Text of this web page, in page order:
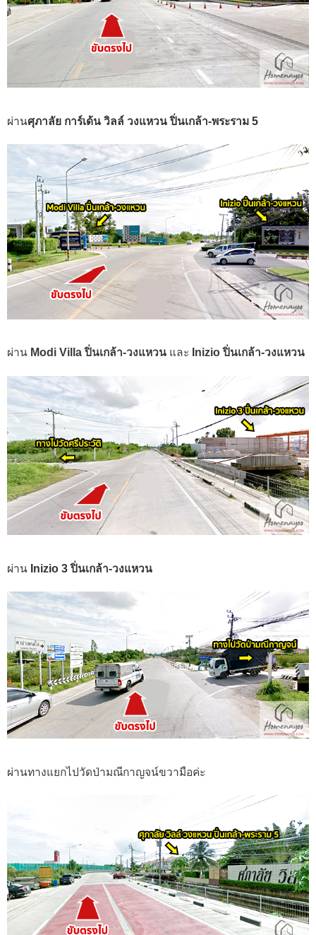
ผ่านศุภาลัย การ์เด้น วิลล์ วงแหวน ปิ่นเกล้า-พระราม 5
ผ่าน Modi Villa ปิ่นเกล้า-วงแหวน และ Inizio ปิ่นเกล้า-วงแหวน
ผ่าน Inizio 3 ปิ่นเกล้า-วงแหวน
ผ่านทางแยกไปวัดป่ามณีกาญจน์ขวามือค่ะ